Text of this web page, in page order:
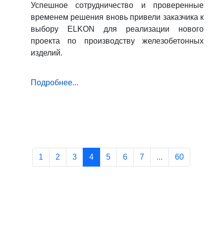
Успешное сотрудничество и проверенные
временем решения вновь привели заказчика к
выбору ELKON для реализации нового
проекта по производству железобетонных
изделий.
Подробнее...
1 2 3 4 5 6 7 ... 60